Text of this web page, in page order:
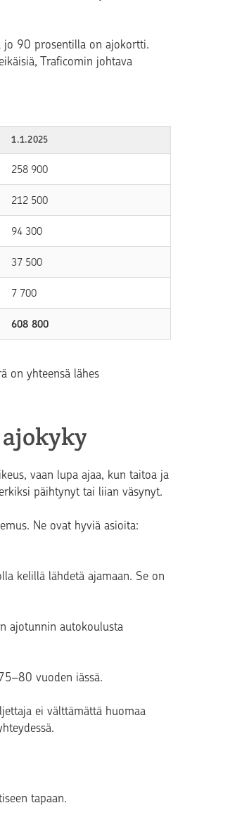
jo 90 prosentilla on ajokortti.
Traficomin johtava
1.1.2025
258 900
212 500
94 300
37 500
7 700
608 800
on yhteensä lähes
vaan lupa ajaa, kun taitoa ja
päihtynyt tai liian väsynyt.
Ne ovat hyviä asioita:
kelillä lähdetä ajamaan. Se on
ajotunnin autokoulusta
vuoden iässä.
ei välttämättä huomaa
tapaan.